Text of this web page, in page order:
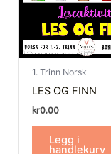
1. Trinn Norsk
LES OG FINN
kr0.00
Legg i
handlekurv